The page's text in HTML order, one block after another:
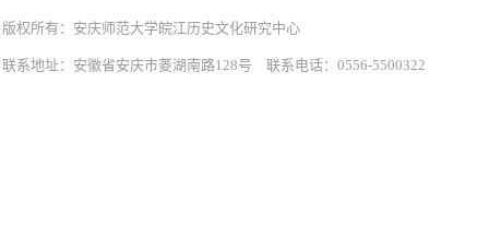
版权所有：安庆师范大学皖江历史文化研究中心
联系地址：安徽省安庆市菱湖南路128号 联系电话：0556-5500322